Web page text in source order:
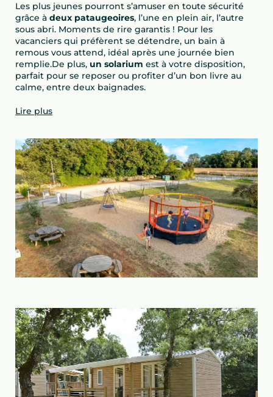
Les plus jeunes pourront s’amuser en toute sécurité
grâce à deux pataugeoires, l’une en plein air, l’autre
sous abri. Moments de rire garantis ! Pour les
vacanciers qui préfèrent se détendre, un bain à
remous vous attend, idéal après une journée bien
remplie.De plus, un solarium est à votre disposition,
parfait pour se reposer ou profiter d’un bon livre au
calme, entre deux baignades.
Lire plus